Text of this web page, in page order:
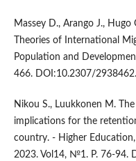
Massey D., Arango J., Hugo
Theories of International
Population and
466. DOI:10.2307/2938462.
Nikou S., Luukkonen M.
implications for the
country. - Higher
2023. Vol14, №1. P. 76-94.